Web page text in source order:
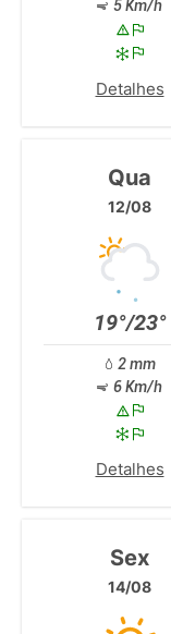
5 Km/h
Detalhes
Qua
12/08
19°/23°
2 mm
6 Km/h
Detalhes
Sex
14/08